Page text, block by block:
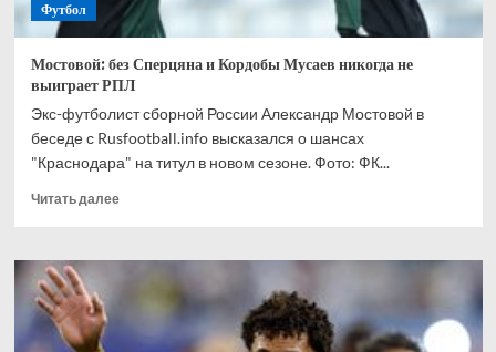
Футбол
Мостовой: без Сперцяна и Кордобы Мусаев никогда не
выиграет РПЛ
Экс-футболист сборной России Александр Мостовой в
беседе с Rusfootball.info высказался о шансах
"Краснодара" на титул в новом сезоне. Фото: ФК...
Читать далееПрочитать
Мостовой:
Сперцяна
Кордобы